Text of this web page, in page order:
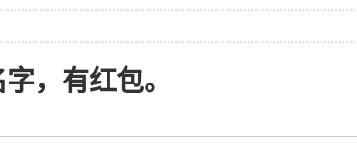
，有红包。